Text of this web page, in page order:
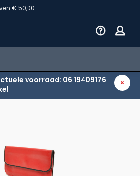
€ 50,00
voorraad: 06 19409176